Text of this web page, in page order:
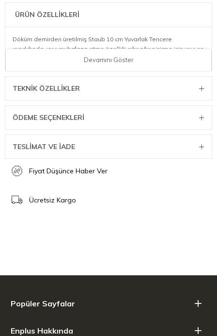
ÜRÜN ÖZELLİKLERİ
Döküm demirden üretilmiş Staub 10 cm Yuvarlak Tencere
ısındığında, ısıyı muhafaza etme özelliği ağır ağır pişirme için ısıyı en
aza indirmenize ve enerji tasarrufu yapmanıza olanak tanır.
Devamını Göster
TEKNIK ÖZELLIKLER
ÖDEME SEÇENEKLERI
TESLİMAT VE İADE
Fiyat Düşünce Haber Ver
Ücretsiz Kargo
Popüler Sayfalar
Enplus Hakkında